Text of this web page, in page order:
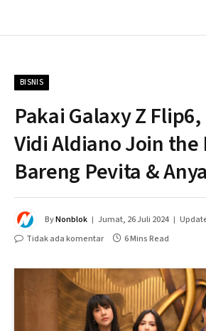
BISNIS
Pakai Galaxy Z
Vidi Aldiano Join the
Bareng Pevita &
ByNonblok Jumat, 26 Juli 2024
Tidak ada komentar
6 Mins Read